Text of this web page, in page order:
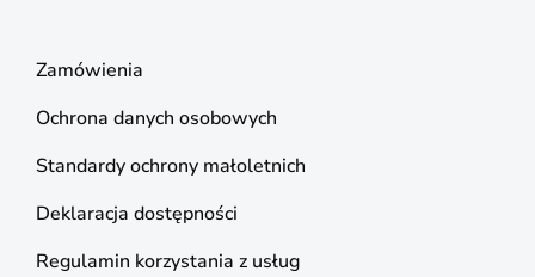
Zamówienia
Ochrona danych osobowych
Standardy ochrony małoletnich
Deklaracja dostępności
Regulamin korzystania z usług